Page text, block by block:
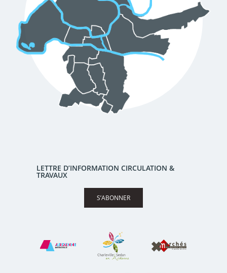
LETTRE D’INFORMATION CIRCULATION &
TRAVAUX
S’ABONNER